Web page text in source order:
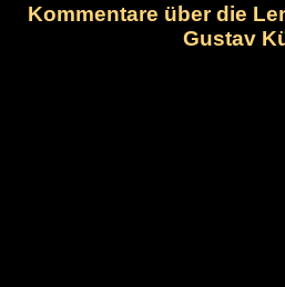
Kommentare über die
Gustav